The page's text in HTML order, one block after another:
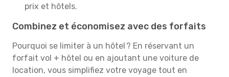
prix et hôtels.
Combinez et économisez avec des forfaits
Pourquoi se limiter à un hôtel ? En réservant un
forfait vol + hôtel ou en ajoutant une voiture de
location, vous simplifiez votre voyage tout en